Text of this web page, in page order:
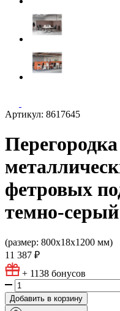
Артикул: 8617645
фетровых
темно-серый
(размер: 800x18x1200 мм)
11 387 ₽
+ 1138 бонусов
Добавить в корзину